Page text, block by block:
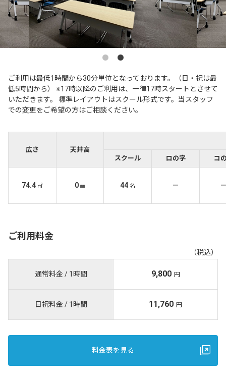
ご利用は最低1時間から30分単位となっております。（日・祝は最
低5時間から） ※17時以降のご利用は、一律17時スタートとさせて
いただきます。 標準レイアウトはスクール形式です。当スタッフ
での変更をご希望の方はご相談ください。
広さ
天井高
スクール
ロの字 コ
74.4 ㎡ 0 ㎜ 44 名 －
ご利用料金
（税込）
通常料金 / 1時間 9,800 円
日祝料金 / 1時間 11,760 円
料金表を見る